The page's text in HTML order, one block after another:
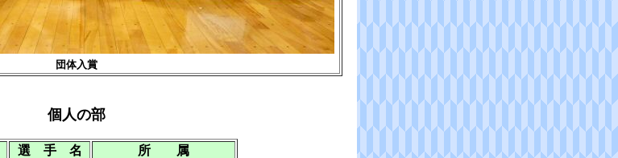
団体入賞
個人の部
選 手 名
所 属